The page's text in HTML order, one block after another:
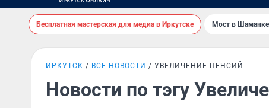
Бесплатная мастерская для медиа в Иркутске Мост в
ИРКУТСК ВСЕ НОВОСТИ УВЕЛИЧЕНИЕ ПЕНСИЙ
Новости по тэгу